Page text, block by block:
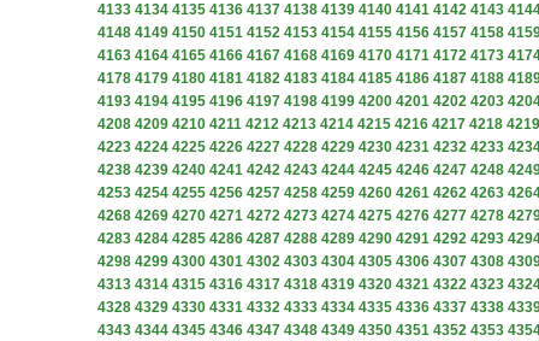
4133 4134 4135 4136 4137 4138 4139 4140 4141 4142 4143
4148 4149 4150 4151 4152 4153 4154 4155 4156 4157 4158
4163 4164 4165 4166 4167 4168 4169 4170 4171 4172 4173
4178 4179 4180 4181 4182 4183 4184 4185 4186 4187 4188
4193 4194 4195 4196 4197 4198 4199 4200 4201 4202 4203
4208 4209 4210 4211 4212 4213 4214 4215 4216 4217 4218 4219
4223 4224 4225 4226 4227 4228 4229 4230 4231 4232 4233
4238 4239 4240 4241 4242 4243 4244 4245 4246 4247 4248
4253 4254 4255 4256 4257 4258 4259 4260 4261 4262 4263
4268 4269 4270 4271 4272 4273 4274 4275 4276 4277 4278
4283 4284 4285 4286 4287 4288 4289 4290 4291 4292 4293
4298 4299 4300 4301 4302 4303 4304 4305 4306 4307 4308
4313 4314 4315 4316 4317 4318 4319 4320 4321 4322 4323
4328 4329 4330 4331 4332 4333 4334 4335 4336 4337 4338
4343 4344 4345 4346 4347 4348 4349 4350 4351 4352 4353